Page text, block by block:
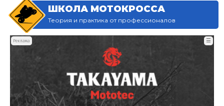
ШКОЛА МОТОКРОССА
Теория и практика от профессионалов
Реклама ☰